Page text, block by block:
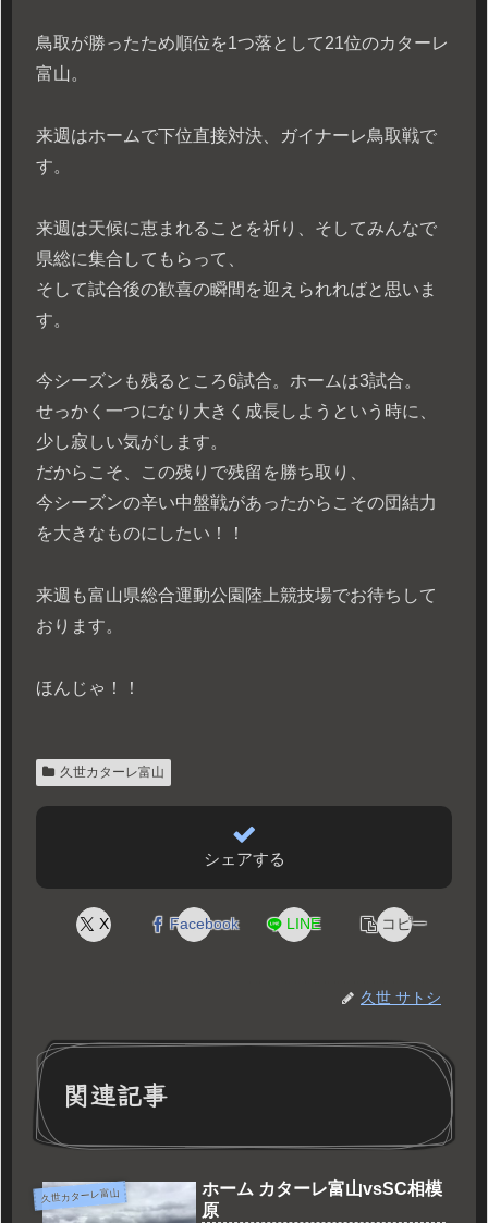
鳥取が勝ったため順位を1つ落として21位のカターレ
富山。
来週はホームで下位直接対決、ガイナーレ鳥取戦で
す。
来週は天候に恵まれることを祈り、そしてみんなで
県総に集合してもらって、
そして試合後の歓喜の瞬間を迎えられればと思いま
す。
今シーズンも残るところ6試合。ホームは3試合。
せっかく一つになり大きく成長しようという時に、
少し寂しい気がします。
だからこそ、この残りで残留を勝ち取り、
今シーズンの辛い中盤戦があったからこその団結力
を大きなものにしたい！！
来週も富山県総合運動公園陸上競技場でお待ちして
おります。
ほんじゃ！！
久世カターレ富山
シェアする
X Facebook LINE コピー
久世 サトシ
関連記事
久世カターレ富山
ホーム カターレ富山vsSC相模
原